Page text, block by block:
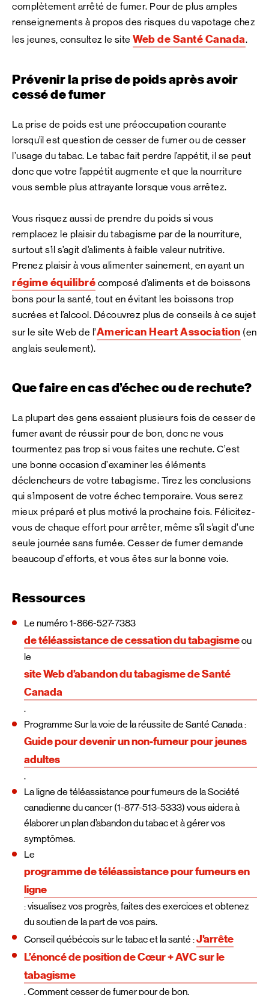
complètement arrêté de fumer. Pour de plus amples
renseignements à propos des risques du vapotage chez
les jeunes, consultez le site Web de Santé Canada.
Prévenir la prise de poids après avoir
cessé de fumer
La prise de poids est une préoccupation courante
lorsqu’il est question de cesser de fumer ou de cesser
l’usage du tabac. Le tabac fait perdre l’appétit, il se peut
donc que votre l’appétit augmente et que la nourriture
vous semble plus attrayante lorsque vous arrêtez.
Vous risquez aussi de prendre du poids si vous
remplacez le plaisir du tabagisme par de la nourriture,
surtout s’il s’agit d’aliments à faible valeur nutritive.
Prenez plaisir à vous alimenter sainement, en ayant un
régime équilibré composé d’aliments et de boissons
bons pour la santé, tout en évitant les boissons trop
sucrées et l’alcool. Découvrez plus de conseils à ce sujet
sur le site Web de l’American Heart Association (en
anglais seulement).
Que faire en cas d’échec ou de rechute?
La plupart des gens essaient plusieurs fois de cesser de
fumer avant de réussir pour de bon, donc ne vous
tourmentez pas trop si vous faites une rechute. C’est
une bonne occasion d’examiner les éléments
déclencheurs de votre tabagisme. Tirez les conclusions
qui s’imposent de votre échec temporaire. Vous serez
mieux préparé et plus motivé la prochaine fois. Félicitez-
vous de chaque effort pour arrêter, même s’il s’agit d’une
seule journée sans fumée. Cesser de fumer demande
beaucoup d’efforts, et vous êtes sur la bonne voie.
Ressources
Le numéro 1-866-527-7383
de téléassistance de cessation du tabagismeou
le
site Web d’abandon du tabagisme de Santé
Canada
.
Programme Sur la voie de la réussite de Santé Canada :
Guide pour devenir un non-fumeur pour jeunes
adultes
.
La ligne de téléassistance pour fumeurs de la Société
canadienne du cancer (1-877-513-5333) vous aidera à
élaborer un plan d’abandon du tabac et à gérer vos
symptômes.
Le
programme de téléassistance pour fumeurs en
ligne
: visualisez vos progrès, faites des exercices et obtenez
du soutien de la part de vos pairs.
Conseil québécois sur le tabac et la santé :J'arrête
L’énoncé de position de Cœur + AVC sur le
tabagisme
. Comment cesser de fumer pour de bon.